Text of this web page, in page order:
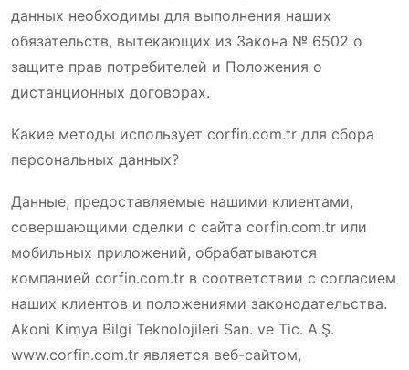
данных необходимы для выполнения наших
обязательств, вытекающих из Закона № 6502 о
защите прав потребителей и Положения о
дистанционных договорах.
Какие методы использует corfin.com.tr для сбора
персональных данных?
Данные, предоставляемые нашими клиентами,
совершающими сделки с сайта corfin.com.tr или
мобильных приложений, обрабатываются
компанией corfin.com.tr в соответствии с согласием
наших клиентов и положениями законодательства.
Akoni Kimya Bilgi Teknolojileri San. ve Tic. A.Ş.
www.corfin.com.tr является веб-сайтом,